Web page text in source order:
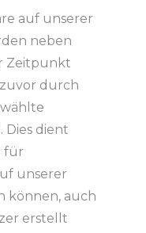
auf unserer
neben
Zeitpunkt
durch
Dies dient
für
unserer
können, auch
erstellt